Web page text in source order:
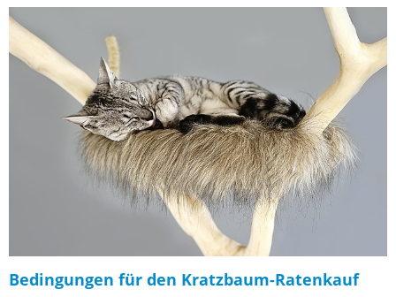
Bedingungen für den Kratzbaum-Ratenkauf